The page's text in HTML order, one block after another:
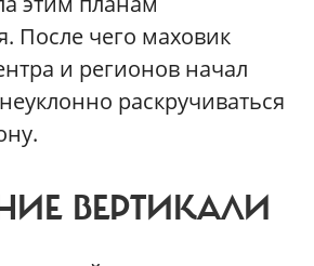
После чего маховик
и регионов начал
раскручиваться
ВЕРТИКАЛИ